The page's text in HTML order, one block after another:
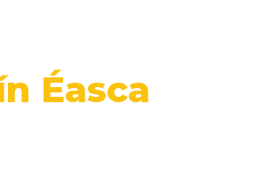
Éasca